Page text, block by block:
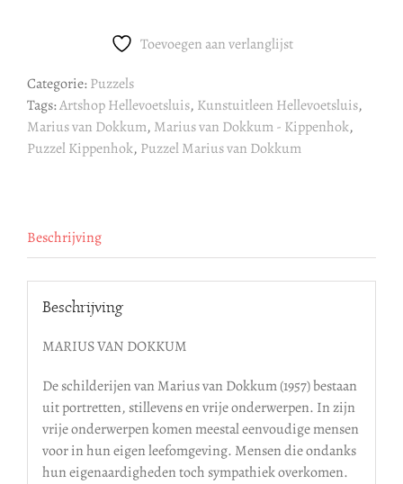
Toevoegen aan verlanglijst
Categorie:Puzzels
Tags:Artshop Hellevoetsluis, Kunstuitleen Hellevoetsluis,
Marius van Dokkum, Marius van Dokkum - Kippenhok,
Puzzel Kippenhok, Puzzel Marius van Dokkum
Beschrijving
Beschrijving
MARIUS VAN DOKKUM
De schilderijen van Marius van Dokkum (1957) bestaan
uit portretten, stillevens en vrije onderwerpen. In zijn
vrije onderwerpen komen meestal eenvoudige mensen
voor in hun eigen leefomgeving. Mensen die ondanks
hun eigenaardigheden toch sympathiek overkomen.